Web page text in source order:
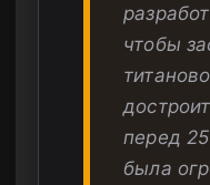
чтобы
перед
была